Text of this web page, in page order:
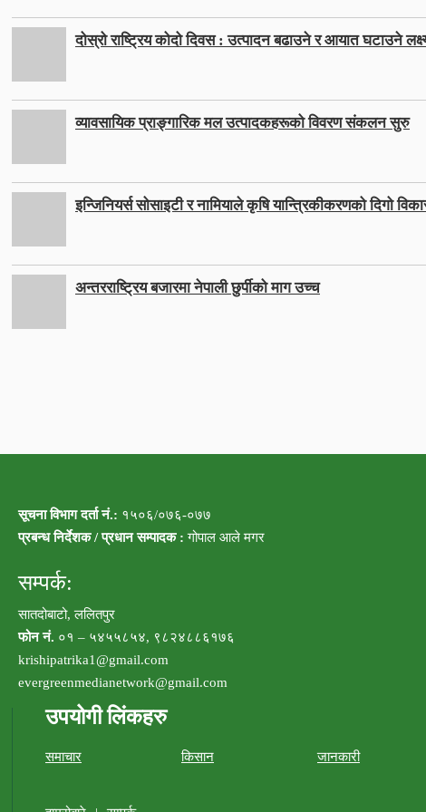
दोस्रो राष्ट्रिय कोदो दिवस : उत्पादन बढाउने र आयात घटाउने
व्यावसायिक प्राङ्गारिक मल उत्पादकहरूको विवरण संकलन सुरु
इन्जिनियर्स सोसाइटी र नामियाले कृषि यान्त्रिकीकरणको दिगो
अन्तरराष्ट्रिय बजारमा नेपाली छुर्पीको माग उच्च
सूचना विभाग दर्ता नं.: १५०६/०७६-०७७
प्रबन्ध निर्देशक / प्रधान सम्पादक : गोपाल आले मगर
सम्पर्क:
सातदोबाटो, ललितपुर
फोन नं. ०१ – ५४५५८५४, ९८२४८८६१७६
krishipatrika1@gmail.com
evergreenmedianetwork@gmail.com
उपयोगी लिंकहरु
समाचार किसान जानकारी